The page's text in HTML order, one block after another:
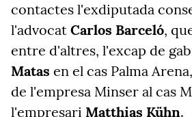
contactes l'exdiputada
l'advocat Carlos Barceló,
entre d'altres, l'excap de
Matas en el cas Palma
de l'empresa Minser al cas
l'empresari Matthias Kühn.